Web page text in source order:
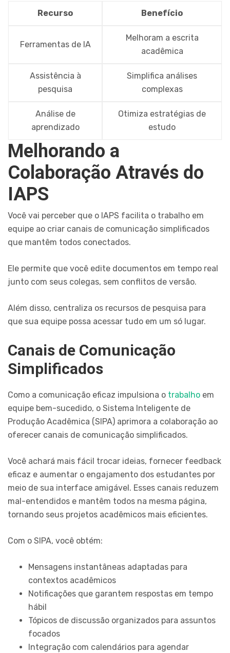
Recurso Benefício
Ferramentas de IA
Melhoram a escrita
acadêmica
Assistência à
pesquisa
Simplifica análises
complexas
Análise de
aprendizado
Otimiza estratégias de
estudo
Melhorando a
Colaboração Através do
IAPS
Você vai perceber que o IAPS facilita o trabalho em
equipe ao criar canais de comunicação simplificados
que mantêm todos conectados.
Ele permite que você edite documentos em tempo real
junto com seus colegas, sem conflitos de versão.
Além disso, centraliza os recursos de pesquisa para
que sua equipe possa acessar tudo em um só lugar.
Canais de Comunicação
Simplificados
Como a comunicação eficaz impulsiona o trabalho em
equipe bem-sucedido, o Sistema Inteligente de
Produção Acadêmica (SIPA) aprimora a colaboração ao
oferecer canais de comunicação simplificados.
Você achará mais fácil trocar ideias, fornecer feedback
eficaz e aumentar o engajamento dos estudantes por
meio de sua interface amigável. Esses canais reduzem
mal-entendidos e mantêm todos na mesma página,
tornando seus projetos acadêmicos mais eficientes.
Com o SIPA, você obtém:
Mensagens instantâneas adaptadas para
contextos acadêmicos
Notificações que garantem respostas em tempo
hábil
Tópicos de discussão organizados para assuntos
focados
Integração com calendários para agendar